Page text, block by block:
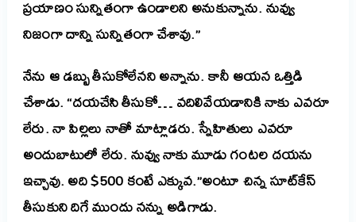
ప్రయాణం సున్నితంగా ఉండాలని అనుకున్నాను. నువ్వు
నిజంగా దాన్ని సున్నితంగా చేశావు.”
నేను ఆ డబ్బు తీసుకోలేనని అన్నాను. కానీ ఆయన ఒత్తిడి
చేశాడు. “దయచేసి తీసుకో… వదిలివేయడానికి నాకు ఎవరూ
లేరు. నా పిల్లలు నాతో మాట్లాడరు. స్నేహితులు ఎవరూ
అందుబాటులో లేరు. నువ్వు నాకు మూడు గంటల దయను
ఇచ్చావు. అది $500 కంటే ఎక్కువ.”అంటూ చిన్న సూట్‌కేస్
తీసుకుని దిగే ముందు నన్ను అడిగాడు.